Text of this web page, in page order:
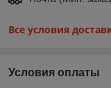
Все условия
Условия оплаты